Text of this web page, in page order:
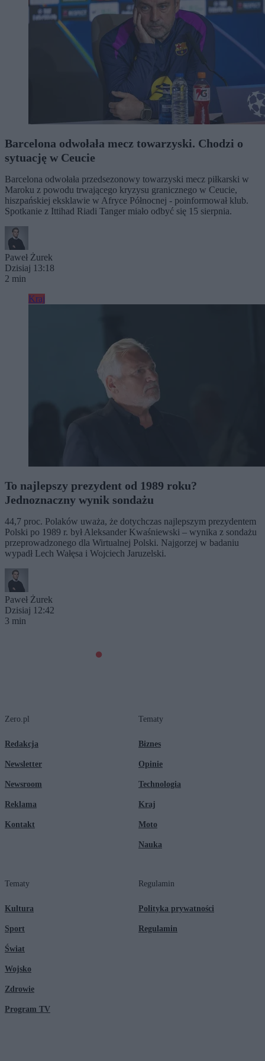
Barcelona odwołała mecz towarzyski. Chodzi o
sytuację w Ceucie
Barcelona odwołała przedsezonowy towarzyski mecz piłkarski w
Maroku z powodu trwającego kryzysu granicznego w Ceucie,
hiszpańskiej eksklawie w Afryce Północnej - poinformował klub.
Spotkanie z Ittihad Riadi Tanger miało odbyć się 15 sierpnia.
Paweł Żurek
Dzisiaj 13:18
2 min
Kraj
To najlepszy prezydent od 1989 roku?
Jednoznaczny wynik sondażu
44,7 proc. Polaków uważa, że dotychczas najlepszym prezydentem
Polski po 1989 r. był Aleksander Kwaśniewski – wynika z sondażu
przeprowadzonego dla Wirtualnej Polski. Najgorzej w badaniu
wypadł Lech Wałęsa i Wojciech Jaruzelski.
Paweł Żurek
Dzisiaj 12:42
3 min
Zero.pl
Redakcja
Newsletter
Newsroom
Reklama
Kontakt
Tematy
Biznes
Opinie
Technologia
Kraj
Moto
Nauka
Tematy
Kultura
Sport
Świat
Wojsko
Zdrowie
Program TV
Regulamin
Polityka prywatności
Regulamin